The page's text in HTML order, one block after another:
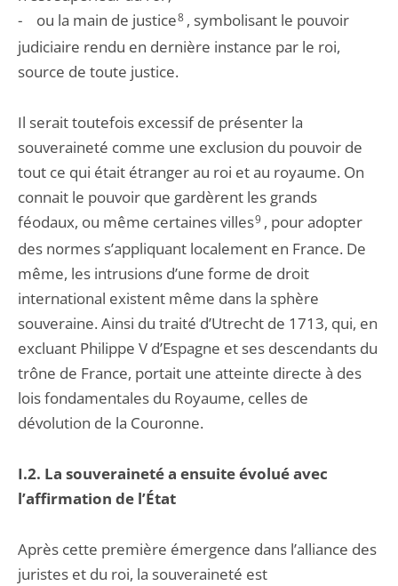
- ou la main de justice8, symbolisant le pouvoir
judiciaire rendu en dernière instance par le roi,
source de toute justice.
Il serait toutefois excessif de présenter la
souveraineté comme une exclusion du pouvoir de
tout ce qui était étranger au roi et au royaume. On
connait le pouvoir que gardèrent les grands
féodaux, ou même certaines villes9, pour adopter
des normes s’appliquant localement en France. De
même, les intrusions d’une forme de droit
international existent même dans la sphère
souveraine. Ainsi du traité d’Utrecht de 1713, qui, en
excluant Philippe V d’Espagne et ses descendants du
trône de France, portait une atteinte directe à des
lois fondamentales du Royaume, celles de
dévolution de la Couronne.
I.2. La souveraineté a ensuite évolué avec
l’affirmation de l’État
Après cette première émergence dans l’alliance des
juristes et du roi, la souveraineté est